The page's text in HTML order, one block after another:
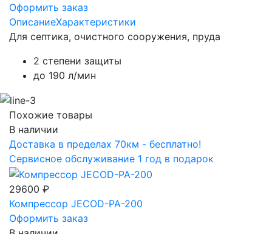
Оформить заказ
ОписаниеХарактеристики
Для септика, очистного сооружения, пруда
2 степени защиты
до 190 л/мин
Похожие товары
В наличии
Доставка в пределах 70км - бесплатно!
Сервисное обслуживание 1 год в подарок
29600 ₽
Компрессор JECOD-PA-200
Оформить заказ